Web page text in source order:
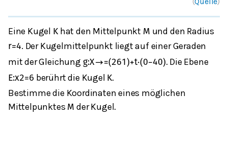
Eine Kugel Khat den Mittelpunkt M und den Radius
r=4. Der Kugelmittelpunkt liegt auf einer Geraden
mit der Gleichung g:X→=(261 )+t⋅(0−40). Die Ebene
E:x2=6 berührt die Kugel K.
Bestimme die Koordinaten eines möglichen
Mittelpunktes M der Kugel.